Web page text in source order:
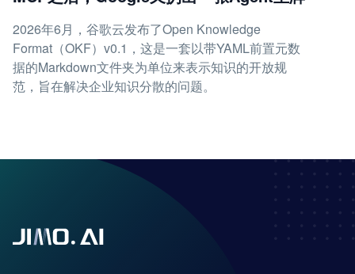
2026年6月，谷歌云发布了Open Knowledge
Format（OKF）v0.1，这是一套以带YAML前置元数
据的Markdown文件夹为单位来表示知识的开放规
范，旨在解决企业知识分散的问题。